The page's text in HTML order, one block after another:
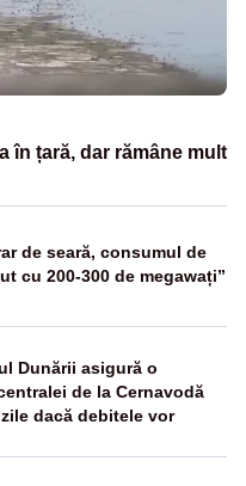
în țară, dar rămâne mult
de seară, consumul de
cu 200-300 de megawați”
Dunării asigură o
de la Cernavodă
dacă debitele vor